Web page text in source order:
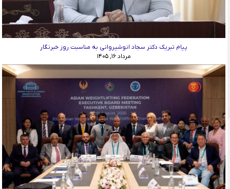
پیام تبریک دکتر سجاد انوشیروانی به مناسبت روز خبرنگار
مرداد ۱۶, ۱۴۰۵